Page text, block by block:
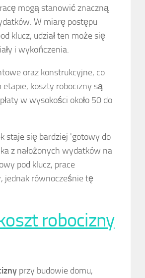
mogą stanowić znaczną
W miarę postępu
klucz, udział ten może się
i wykończenia.
oraz konstrukcyjne, co
koszty robocizny są
w wysokości około 50 do
staje się bardziej 'gotowy do
z nałożonych wydatków na
pod klucz, prace
jednak równocześnie tę
robocizny
przy budowie domu,